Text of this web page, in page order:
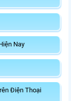
Nay
Điện Thoại